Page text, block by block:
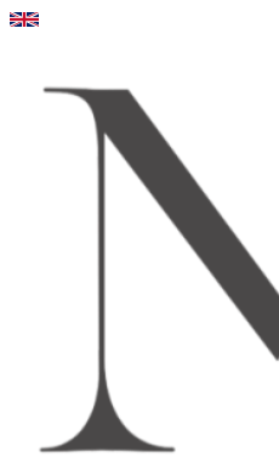
Videre